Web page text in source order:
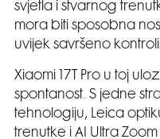
svjetla i stvarnog
mora biti sposobna
uvijek savršeno
Xiaomi 17T Pro u toj
spontanost. S jedne
tehnologiju, Leica
trenutke i AI Ultra